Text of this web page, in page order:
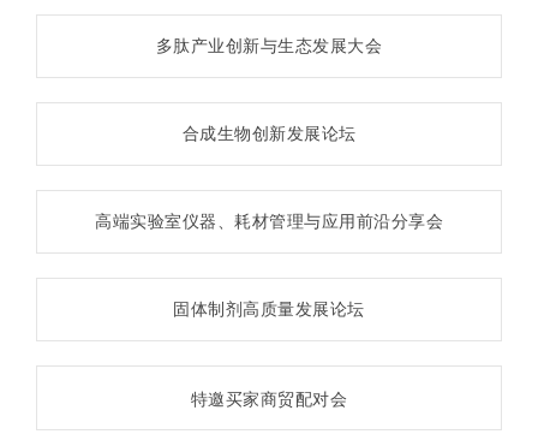
多肽产业创新与生态发展大会
合成生物创新发展论坛
高端实验室仪器、耗材管理与应用前沿分享会
固体制剂高质量发展论坛
特邀买家商贸配对会